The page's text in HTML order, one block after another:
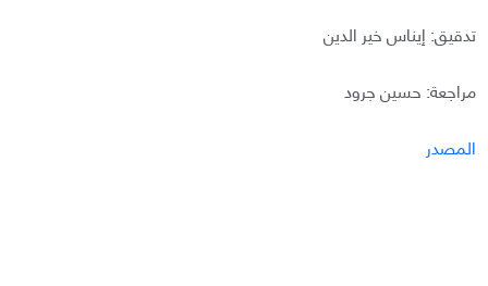
تدقيق: إيناس خير الدين
مراجعة: حسين جرود
المصدر